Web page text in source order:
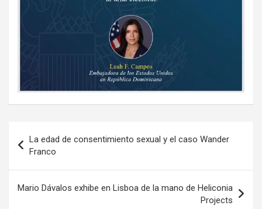
de
entradas
La edad de consentimiento sexual y el caso Wander
Franco
Mario Dávalos exhibe en Lisboa de la mano de Heliconia
Projects